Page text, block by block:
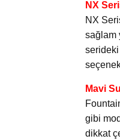
NX
NX
sağlam
serideki
Mavi
gibi
dikkat